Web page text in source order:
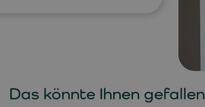
Das könnte Ihnen gefallen